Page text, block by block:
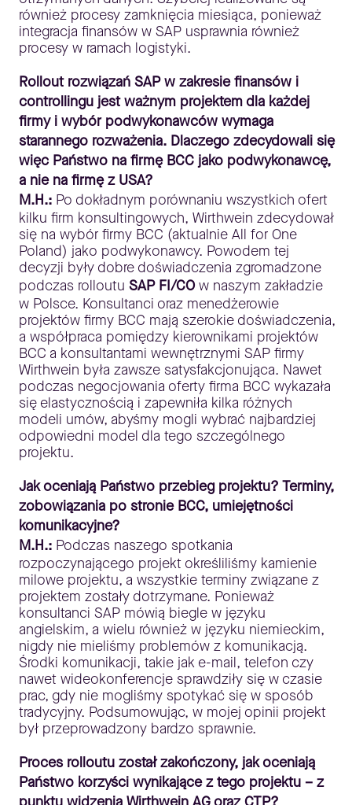
również procesy zamknięcia miesiąca, ponieważ
integracja finansów w SAP usprawnia również
procesy w ramach logistyki.
Rollout rozwiązań SAP w zakresie finansów i
controllingu jest ważnym projektem dla każdej
firmy i wybór podwykonawców wymaga
starannego rozważenia. Dlaczego zdecydowali się
więc Państwo na firmę BCC jako podwykonawcę,
a nie na firmę z USA?
M.H.: Po dokładnym porównaniu wszystkich ofert
kilku firm konsultingowych, Wirthwein zdecydował
się na wybór firmy BCC (aktualnie All for One
Poland) jako podwykonawcy. Powodem tej
decyzji były dobre doświadczenia zgromadzone
podczas rolloutu SAP FI/COw naszym zakładzie
w Polsce. Konsultanci oraz menedżerowie
projektów firmy BCC mają szerokie doświadczenia,
a współpraca pomiędzy kierownikami projektów
BCC a konsultantami wewnętrznymi SAP firmy
Wirthwein była zawsze satysfakcjonująca. Nawet
podczas negocjowania oferty firma BCC wykazała
się elastycznością i zapewniła kilka różnych
modeli umów, abyśmy mogli wybrać najbardziej
odpowiedni model dla tego szczególnego
projektu.
Jak oceniają Państwo przebieg projektu? Terminy,
zobowiązania po stronie BCC, umiejętności
komunikacyjne?
M.H.: Podczas naszego spotkania
rozpoczynającego projekt określiliśmy kamienie
milowe projektu, a wszystkie terminy związane z
projektem zostały dotrzymane. Ponieważ
konsultanci SAP mówią biegle w języku
angielskim, a wielu również w języku niemieckim,
nigdy nie mieliśmy problemów z komunikacją.
Środki komunikacji, takie jak e-mail, telefon czy
nawet wideokonferencje sprawdziły się w czasie
prac, gdy nie mogliśmy spotykać się w sposób
tradycyjny. Podsumowując, w mojej opinii projekt
był przeprowadzony bardzo sprawnie.
Proces rolloutu został zakończony, jak oceniają
Państwo korzyści wynikające z tego projektu – z